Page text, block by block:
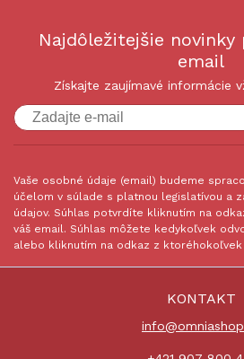
Najdôležitejšie novinky
email
Získajte zaujímavé informácie
Vaše osobné údaje (email) budeme
účelom v súlade s platnou legislatívou a
údajov. Súhlas potvrdíte kliknutím na
váš email. Súhlas môžete kedykoľvek
alebo kliknutím na odkaz z
KONTAKT